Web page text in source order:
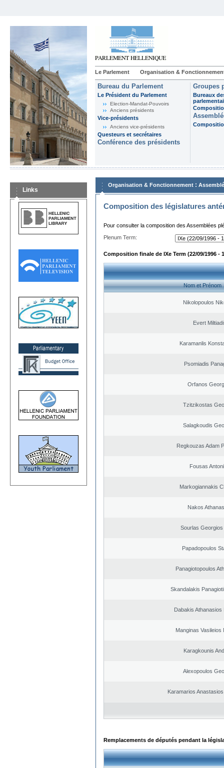
Le Parlement Organisation &
Bureau du Parlement
Le Président du Parlement
Election-Mandat-Pouvoirs
Anciens présidents
Vice-présidents
Anciens vice-présidents
Questeurs et secrétaires
Conférence des présidents
Groupes
Bureaux
Links
Organisation & Fonctionnement :
Composition des législatures
Pour consulter la composition des Assemblées
Plenum Term:
Composition finale de IXe Term (22/09/1996 -
Nom et Prénom
Nikolopoulos
Evert
Karamanlis
Psomiadis
Orfanos
Tzitzikostas
Salagkoudis
Regkouzas Adam
Fousas
Markogiannakis
Nakos
Sourlas Georgios
Papadopoulos
Panagiotopoulos
Skandalakis
Dabakis Athanasios
Manginas Vasileios
Karagkounis
Alexopoulos
Karamarios
Remplacements de députés pendant la